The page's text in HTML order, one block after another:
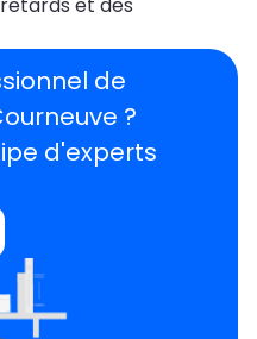
de
?
d'experts